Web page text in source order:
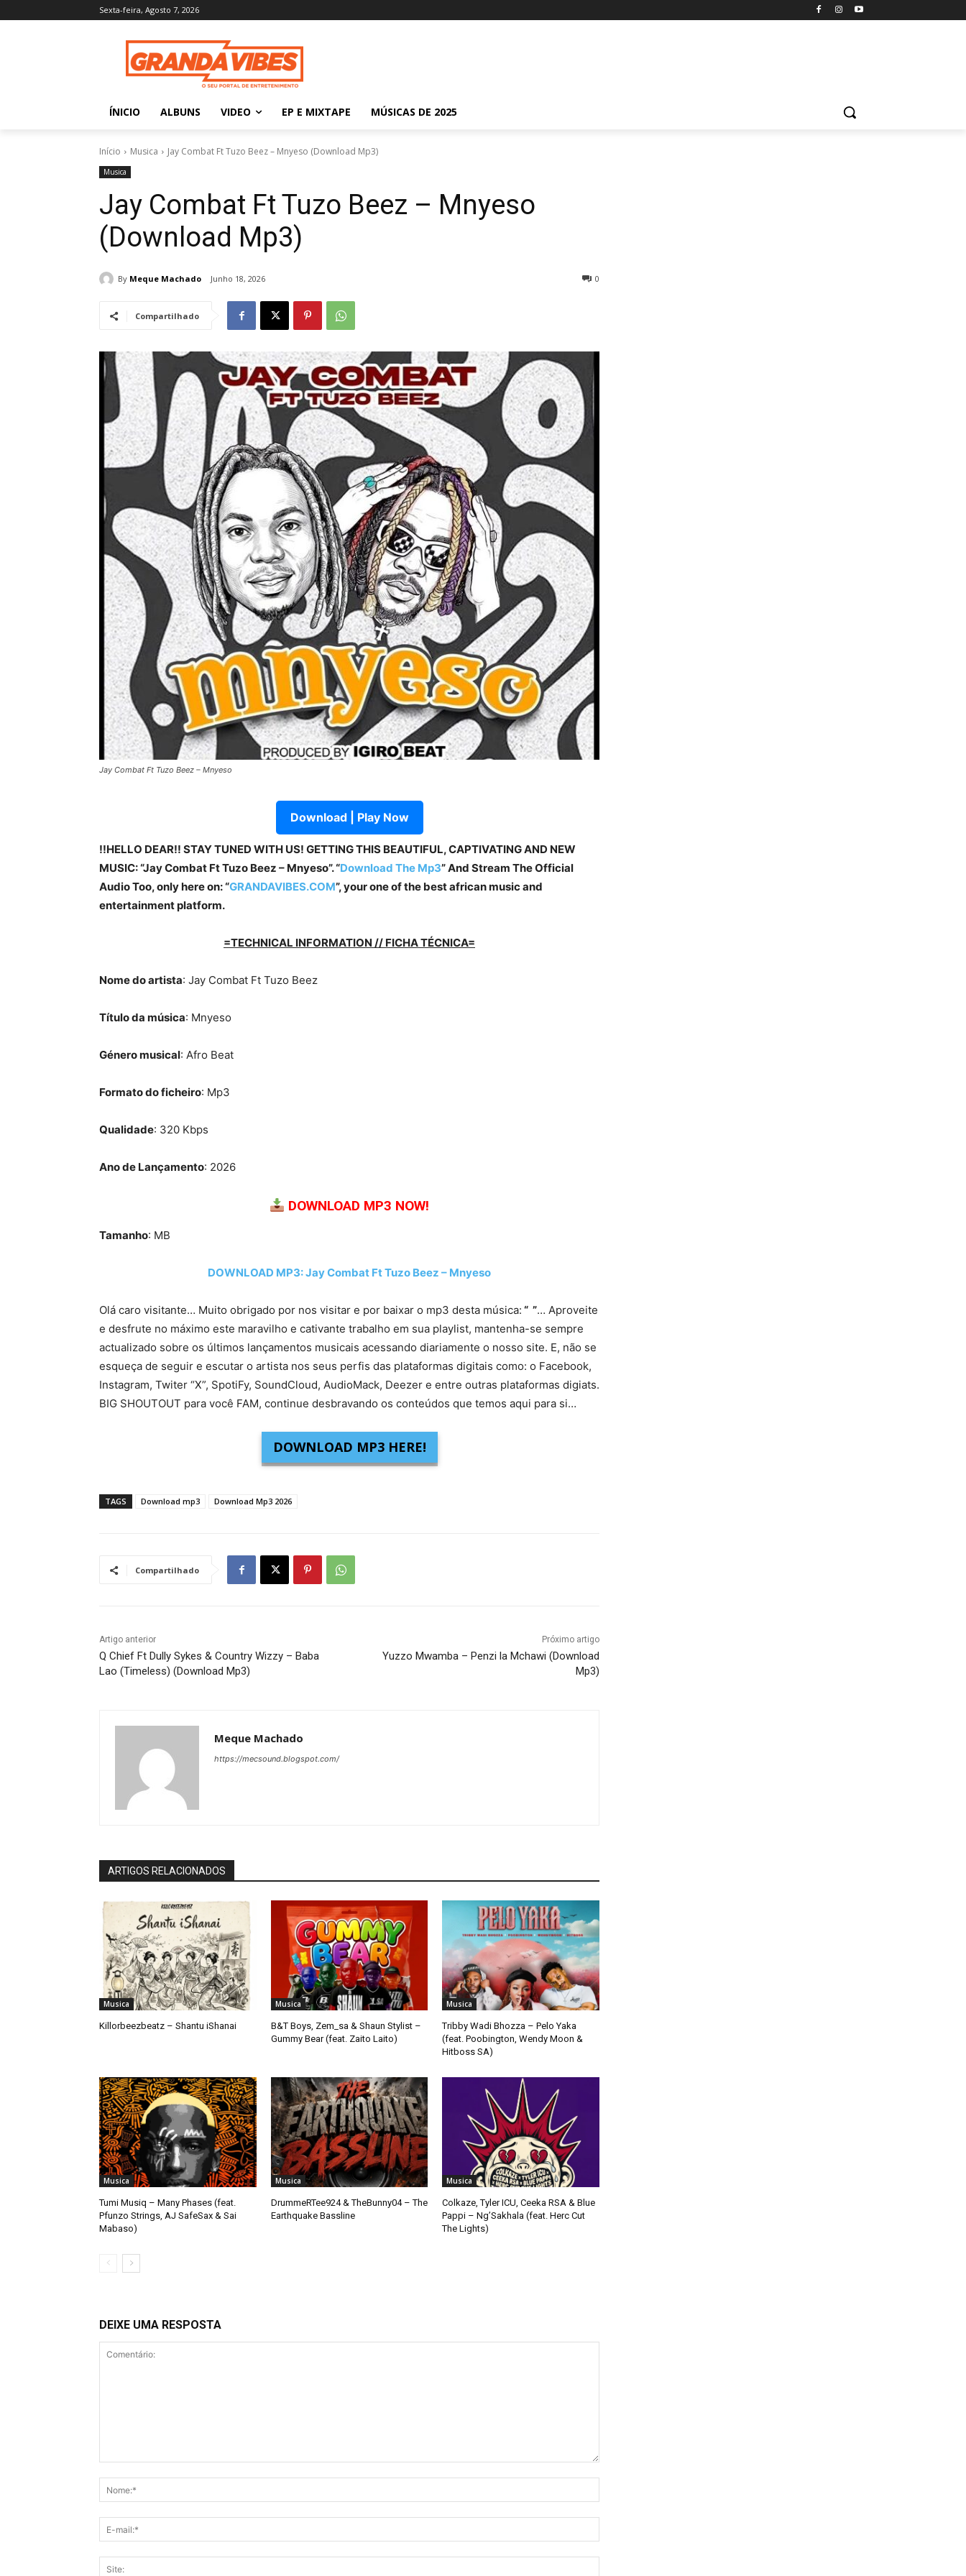
Sexta-feira, Agosto 7, 2026
ÍNICIO ALBUNS VIDEO EP E MIXTAPE MÚSICAS DE 2025
Início Musica Jay Combat Ft Tuzo Beez – Mnyeso (Download Mp3)
Musica
Jay Combat Ft Tuzo Beez – Mnyeso
(Download Mp3)
By Meque Machado Junho 18, 2026 0
Compartilhado
Jay Combat Ft Tuzo Beez – Mnyeso
Download | Play Now
!!HELLO DEAR!! STAY TUNED WITH US! GETTING THIS BEAUTIFUL, CAPTIVATING AND NEW
MUSIC: “Jay Combat Ft Tuzo Beez – Mnyeso”. “Download The Mp3” And Stream The Official
Audio Too, only here on: “GRANDAVIBES.COM”, your one of the best african music and
entertainment platform.
=TECHNICAL INFORMATION // FICHA TÉCNICA=
Nome do artista: Jay Combat Ft Tuzo Beez
Título da música: Mnyeso
Género musical: Afro Beat
Formato do ficheiro: Mp3
Qualidade: 320 Kbps
Ano de Lançamento: 2026
DOWNLOAD MP3 NOW!
Tamanho: MB
DOWNLOAD MP3: Jay Combat Ft Tuzo Beez – Mnyeso
Olá caro visitante… Muito obrigado por nos visitar e por baixar o mp3 desta música: “ ”… Aproveite
e desfrute no máximo este maravilho e cativante trabalho em sua playlist, mantenha-se sempre
actualizado sobre os últimos lançamentos musicais acessando diariamente o nosso site. E, não se
esqueça de seguir e escutar o artista nos seus perfis das plataformas digitais como: o Facebook,
Instagram, Twiter “X”, SpotiFy, SoundCloud, AudioMack, Deezer e entre outras plataformas digiats.
BIG SHOUTOUT para você FAM, continue desbravando os conteúdos que temos aqui para si…
DOWNLOAD MP3 HERE!
TAGS Download mp3 Download Mp3 2026
Compartilhado
Artigo anterior
Q Chief Ft Dully Sykes & Country Wizzy – Baba
Lao (Timeless) (Download Mp3)
Próximo artigo
Yuzzo Mwamba – Penzi la Mchawi (Download
Mp3)
Meque Machado
https://mecsound.blogspot.com/
ARTIGOS RELACIONADOS
Musica
Killorbeezbeatz – Shantu iShanai
Musica
B&T Boys, Zem_sa & Shaun Stylist –
Gummy Bear (feat. Zaito Laito)
Musica
Tribby Wadi Bhozza – Pelo Yaka
(feat. Poobington, Wendy Moon &
Hitboss SA)
Musica
Tumi Musiq – Many Phases (feat.
Pfunzo Strings, AJ SafeSax & Sai
Mabaso)
Musica
DrummeRTee924 & TheBunny04 – The
Earthquake Bassline
Musica
Colkaze, Tyler ICU, Ceeka RSA & Blue
Pappi – Ng’Sakhala (feat. Herc Cut
The Lights)
DEIXE UMA RESPOSTA
mail:*